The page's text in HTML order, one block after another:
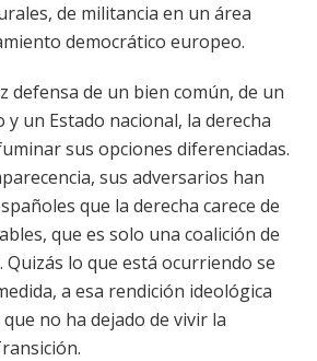
de militancia en un área
democrático europeo.
defensa de un bien común, de un
un Estado nacional, la derecha
sus opciones diferenciadas.
sus adversarios han
que la derecha carece de
que es solo una coalición de
lo que está ocurriendo se
a esa rendición ideológica
no ha dejado de vivir la